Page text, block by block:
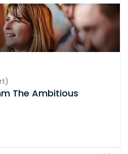
)
The Ambitious